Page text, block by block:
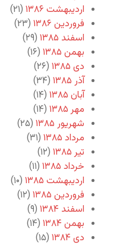
اردیبهشت ۱۳۸۶
(۲۱)
فروردین ۱۳۸۶
(۲۳)
اسفند ۱۳۸۵
(۲۹)
بهمن ۱۳۸۵
(۱۶)
دی ۱۳۸۵
(۲۶)
آذر ۱۳۸۵
(۳۴)
آبان ۱۳۸۵
(۱۴)
مهر ۱۳۸۵
(۱۴)
شهریور ۱۳۸۵
(۲۵)
مرداد ۱۳۸۵
(۳۱)
تیر ۱۳۸۵
(۱۲)
خرداد ۱۳۸۵
(۱۱)
اردیبهشت ۱۳۸۵
(۱۰)
فروردین ۱۳۸۵
(۱۲)
اسفند ۱۳۸۴
(۹)
بهمن ۱۳۸۴
(۱۴)
دی ۱۳۸۴
(۱۵)